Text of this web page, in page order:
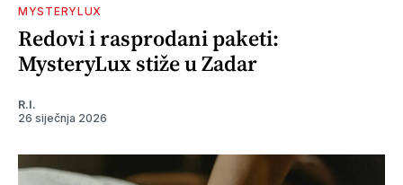
MYSTERYLUX
Redovi i rasprodani paketi:
MysteryLux stiže u Zadar
R.I.
26 siječnja 2026